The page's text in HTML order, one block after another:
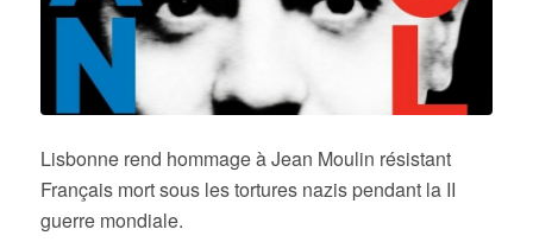
Lisbonne rend hommage à Jean Moulin résistant
Français mort sous les tortures nazis pendant la II
guerre mondiale.